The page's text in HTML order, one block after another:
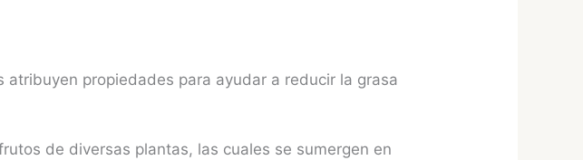
propiedades para ayudar a reducir la grasa
de diversas plantas, las cuales se sumergen en